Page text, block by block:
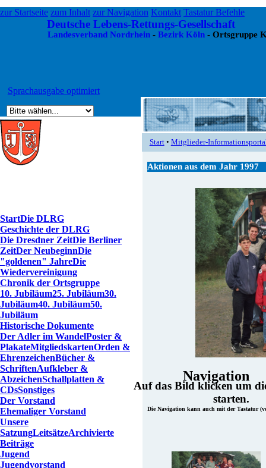
zur Startseite zum Inhalt zur Navigation Kontakt Tastatur Befehle
Deutsche Lebens-Rettungs-Gesellschaft
Landesverband Nordrhein- Bezirk Köln- Ortsgruppe
Sprachausgabe optimiert
StartDie DLRG
Geschichte der DLRG
Die Dresdner ZeitDie Berliner
ZeitDer NeubeginnDie
"goldenen" JahreDie
Wiedervereinigung
Chronik der Ortsgruppe
10. Jubiläum25. Jubiläum30.
Jubiläum40. Jubiläum50.
Jubiläum
Historische Dokumente
Der Adler im WandelPoster &
PlakateMitgliedskartenOrden &
EhrenzeichenBücher &
SchriftenAufkleber &
AbzeichenSchallplatten &
CDsSonstiges
Der Vorstand
Ehemaliger Vorstand
Unsere
SatzungLeitsätzeArchivierte
Beiträge
Jugend
Jugendvorstand
Start• Mitglieder-
Aktionen aus dem Jahr 1997
Auf das Bild klicken um
starten.
Die Navigation kann auch mit der Tastatur
Navigation